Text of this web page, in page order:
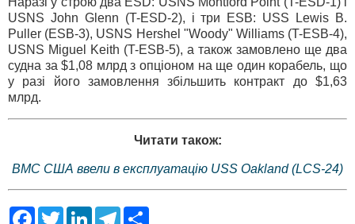
USNS John Glenn (T-ESD-2), і три ESB: USS Lewis B.
Puller (ESB-3), USNS Hershel "Woody" Williams (T-ESB-4),
USNS Miguel Keith (T-ESB-5), а також замовлено ще два
судна за $1,08 млрд з опціоном на ще один корабель, що
у разі його замовлення збільшить контракт до $1,63
млрд.
Читати також:
ВМС США ввели в експлуатацію USS Oakland (LCS-24)
F
T
L
T